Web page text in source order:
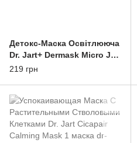
Детокс-Маска Освітлююча
Dr. Jart+ Dermask Micro Jet
Brightening Solution (1
219 грн